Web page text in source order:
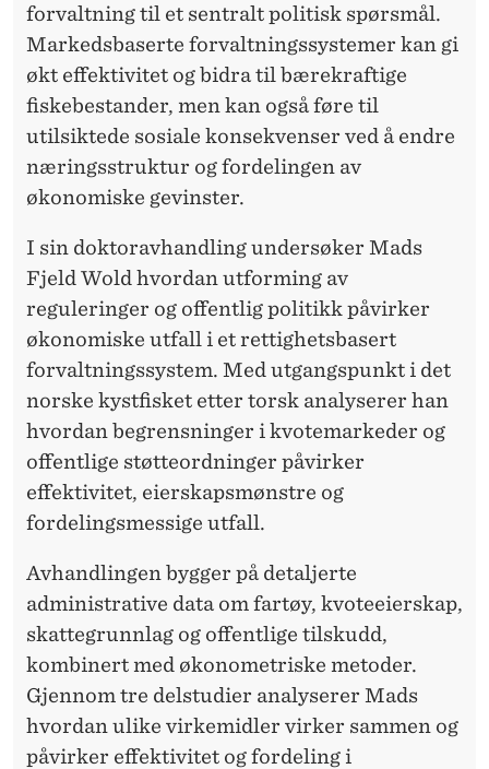
forvaltning til et sentralt politisk spørsmål.
Markedsbaserte forvaltningssystemer kan gi
økt effektivitet og bidra til bærekraftige
fiskebestander, men kan også føre til
utilsiktede sosiale konsekvenser ved å endre
næringsstruktur og fordelingen av
økonomiske gevinster.
I sin doktoravhandling undersøker Mads
Fjeld Wold hvordan utforming av
reguleringer og offentlig politikk påvirker
økonomiske utfall i et rettighetsbasert
forvaltningssystem. Med utgangspunkt i det
norske kystfisket etter torsk analyserer han
hvordan begrensninger i kvotemarkeder og
offentlige støtteordninger påvirker
effektivitet, eierskapsmønstre og
fordelingsmessige utfall.
Avhandlingen bygger på detaljerte
administrative data om fartøy, kvoteeierskap,
skattegrunnlag og offentlige tilskudd,
kombinert med økonometriske metoder.
Gjennom tre delstudier analyserer Mads
hvordan ulike virkemidler virker sammen og
påvirker effektivitet og fordeling i